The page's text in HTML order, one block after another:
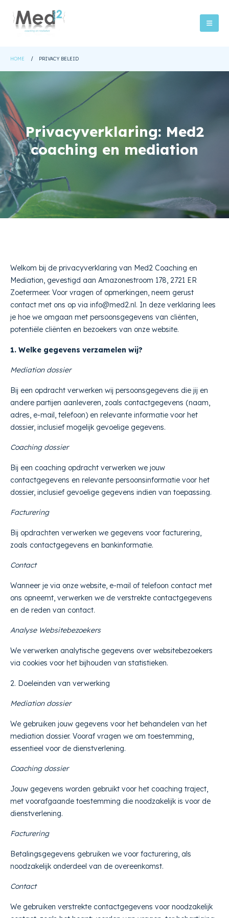
HOME PRIVACY BELEID
Privacyverklaring: Med2
coaching en mediation
Welkom bij de privacyverklaring van Med2 Coaching en
Mediation, gevestigd aan Amazonestroom 178, 2721 ER
Zoetermeer. Voor vragen of opmerkingen, neem gerust
contact met ons op via info@med2.nl. In deze verklaring lees
je hoe we omgaan met persoonsgegevens van cliënten,
potentiële cliënten en bezoekers van onze website.
1. Welke gegevens verzamelen wij?
Mediation dossier
Bij een opdracht verwerken wij persoonsgegevens die jij en
andere partijen aanleveren, zoals contactgegevens (naam,
adres, e-mail, telefoon) en relevante informatie voor het
dossier, inclusief mogelijk gevoelige gegevens.
Coaching dossier
Bij een coaching opdracht verwerken we jouw
contactgegevens en relevante persoonsinformatie voor het
dossier, inclusief gevoelige gegevens indien van toepassing.
Facturering
Bij opdrachten verwerken we gegevens voor facturering,
zoals contactgegevens en bankinformatie.
Contact
Wanneer je via onze website, e-mail of telefoon contact met
ons opneemt, verwerken we de verstrekte contactgegevens
en de reden van contact.
Analyse Websitebezoekers
We verwerken analytische gegevens over websitebezoekers
via cookies voor het bijhouden van statistieken.
2. Doeleinden van verwerking
Mediation dossier
We gebruiken jouw gegevens voor het behandelen van het
mediation dossier. Vooraf vragen we om toestemming,
essentieel voor de dienstverlening.
Coaching dossier
Jouw gegevens worden gebruikt voor het coaching traject,
met voorafgaande toestemming die noodzakelijk is voor de
dienstverlening.
Facturering
Betalingsgegevens gebruiken we voor facturering, als
noodzakelijk onderdeel van de overeenkomst.
Contact
We gebruiken verstrekte contactgegevens voor noodzakelijk